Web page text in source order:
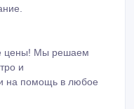
цены! Мы решаем
и
на помощь в любое